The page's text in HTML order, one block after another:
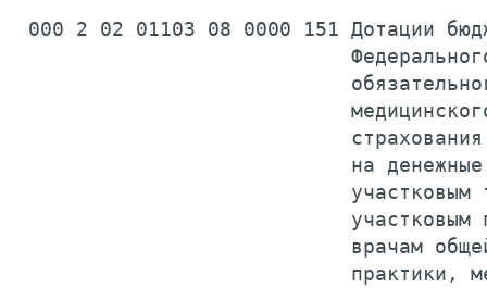
000 2 02 01103 08 0000 151 Дотации
                            страхования
на
участковым
участковым
врачам
практики,